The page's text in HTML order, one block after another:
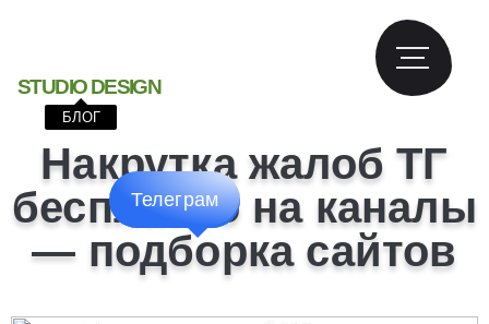
STUDIO DESIGN
БЛОГ
Накрутка жалоб ТГ
бесплатно на каналы
— подборка сайтов
Телеграм